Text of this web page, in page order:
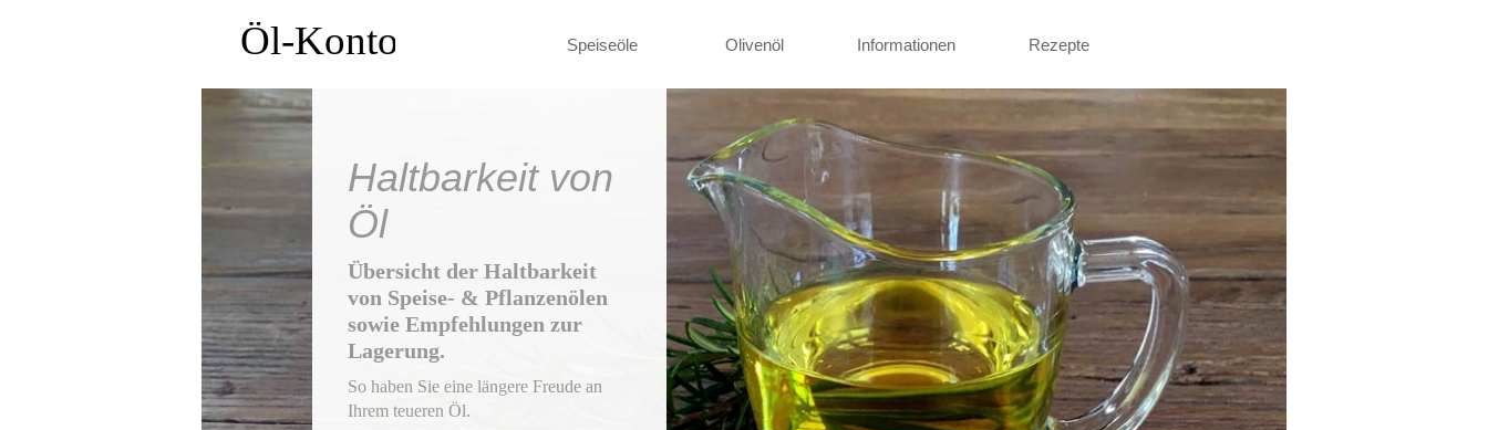
Speiseöle Olivenöl Informationen Rezepte
Haltbarkeit von
Öl
Übersicht der Haltbarkeit
von Speise- & Pflanzenölen
sowie Empfehlungen zur
Lagerung.
So haben Sie eine längere Freude an
Ihrem teueren Öl.